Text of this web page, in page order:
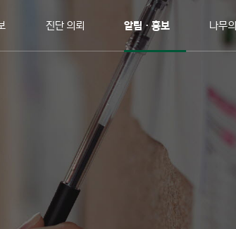
진단 의뢰 알림ㆍ홍보 나무